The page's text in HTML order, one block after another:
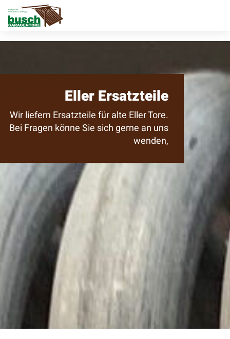
Eller Ersatzteile
Wir liefern Ersatzteile für alte Eller Tore.
Bei Fragen könne Sie sich gerne an uns
wenden,